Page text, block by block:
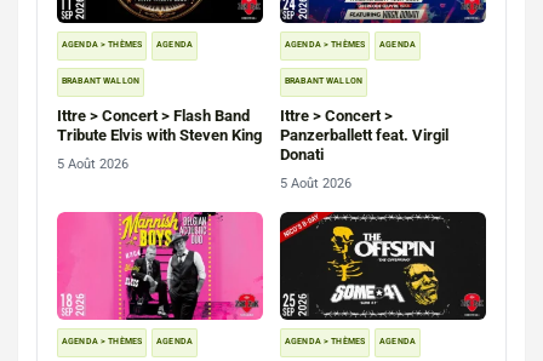
AGENDA > THÈMES AGENDA
BRABANT WALLON
Ittre > Concert > Flash Band
Tribute Elvis with Steven King
5 Août 2026
AGENDA > THÈMES AGENDA
BRABANT WALLON
Ittre > Concert >
Panzerballett feat. Virgil
Donati
5 Août 2026
AGENDA > THÈMES AGENDA AGENDA > THÈMES AGENDA